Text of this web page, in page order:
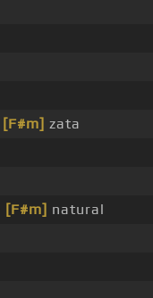
[F#m] zata
[F#m] natural